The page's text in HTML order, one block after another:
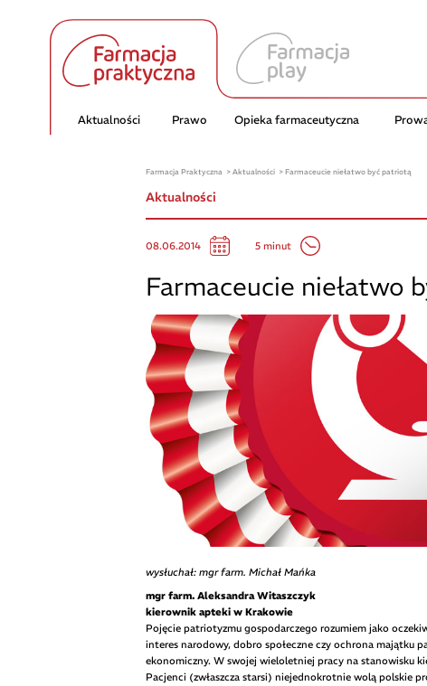
Aktualności Prawo Opieka farmaceutyczna
Farmacja Praktyczna Aktualności Farmaceucie niełatwo być patriotą
Aktualności
08.06.2014 5 minut
Farmaceucie niełatwo
wysłuchał: mgr farm. Michał Mańka
mgr farm. Aleksandra Witaszczyk
kierownik apteki w Krakowie
Pojęcie patriotyzmu gospodarczego rozumiem jako
interes narodowy, dobro społeczne czy ochrona majątku
ekonomiczny. W swojej wieloletniej pracy na stanowisku
Pacjenci (zwłaszcza starsi) niejednokrotnie wolą polskie